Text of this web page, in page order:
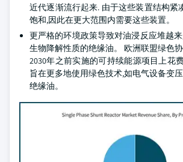
近代逐渐流行起来. 由于这些装置结构紧
饱和,因此在更大范围内需要这些装置。
更严格的环境政策导致对油浸反应堆越
生物降解性质的绝缘油。 欧洲联盟绿色
2030年之前实施的可持续能源项目上花
旨在更多地使用绿色技术,如电气设备变
绝缘油。